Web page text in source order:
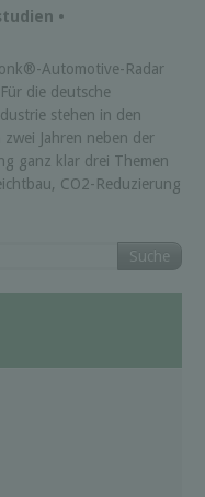
•
Automotive-Radar
die deutsche
stehen in den
zwei Jahren neben der
ganz klar drei Themen
CO2-Reduzierung
Suche